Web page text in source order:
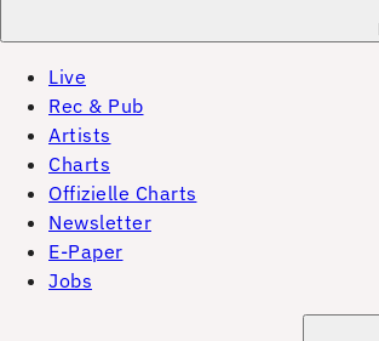
Live
Rec & Pub
Artists
Charts
Offizielle Charts
Newsletter
E-Paper
Jobs